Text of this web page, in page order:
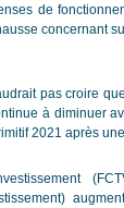
de
concernant
pas croire
à diminuer
2021 après